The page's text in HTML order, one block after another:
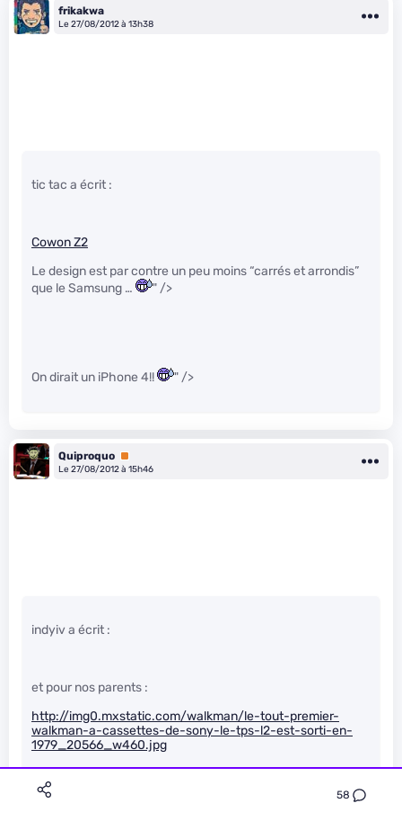
58
frikakwa
Le 27/08/2012 à 13h38
tic tac a écrit :
Cowon Z2
Le design est par contre un peu moins “carrés et arrondis”
que le Samsung …
" />
On dirait un iPhone 4!! " />
Quiproquo Premium
Le 27/08/2012 à 15h46
indyiv a écrit :
et pour nos parents :
http://img0.mxstatic.com/walkman/le-tout-premier-
walkman-a-cassettes-de-sony-le-tps-l2-est-sorti-en-
1979_20566_w460.jpg